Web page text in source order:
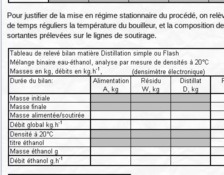
Pour justifier de la mise en régime stationnaire du procédé, on
de temps réguliers la température du bouilleur, et la composition
sortantes prélevées sur le lignes de soutirage.